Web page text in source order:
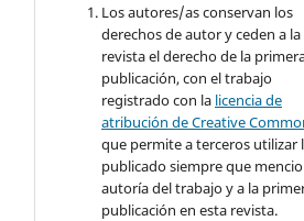
Los autores/as conservan los
derechos de autor y ceden a la
revista el derecho de la
publicación, con el trabajo
registrado con la licencia de
atribución de Creative
que permite a terceros utilizar
publicado siempre que
autoría del trabajo y a la
publicación en esta revista.